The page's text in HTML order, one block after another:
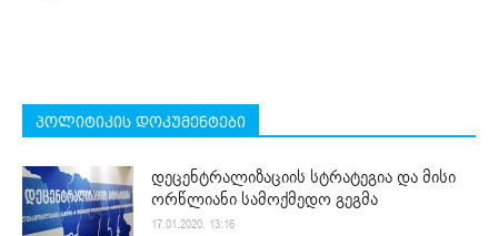
პოლიტიკის დოკუმენტები
დეცენტრალიზაციის სტრატეგია და მისი
ორწლიანი სამოქმედო გეგმა
17.01.2020. 13:16